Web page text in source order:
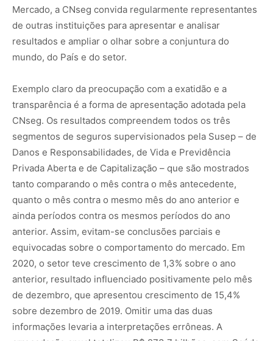
Mercado, a CNseg convida regularmente representantes
de outras instituições para apresentar e analisar
resultados e ampliar o olhar sobre a conjuntura do
mundo, do País e do setor.
Exemplo claro da preocupação com a exatidão e a
transparência é a forma de apresentação adotada pela
CNseg. Os resultados compreendem todos os três
segmentos de seguros supervisionados pela Susep – de
Danos e Responsabilidades, de Vida e Previdência
Privada Aberta e de Capitalização – que são mostrados
tanto comparando o mês contra o mês antecedente,
quanto o mês contra o mesmo mês do ano anterior e
ainda períodos contra os mesmos períodos do ano
anterior. Assim, evitam-se conclusões parciais e
equivocadas sobre o comportamento do mercado. Em
2020, o setor teve crescimento de 1,3% sobre o ano
anterior, resultado influenciado positivamente pelo mês
de dezembro, que apresentou crescimento de 15,4%
sobre dezembro de 2019. Omitir uma das duas
informações levaria a interpretações errôneas. A